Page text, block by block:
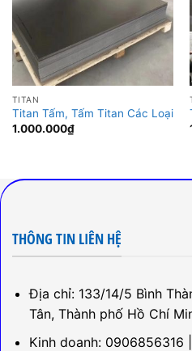
TITAN
Titan Tấm, Tấm Titan Các Loại
1.000.000₫
THÔNG TIN LIÊN HỆ
Địa chỉ: 133/14/5 Bình
Tân, Thành phố Hồ Chí
Kinh doanh: 0906856316